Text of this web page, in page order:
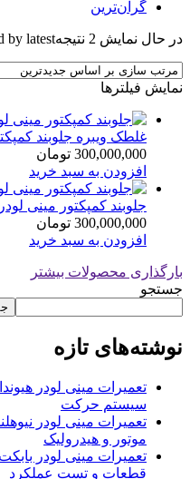
گران‌ترین
در حال نمایش 2 نتیجه by latest
نمایش فیلترها
غلطک ویبره جلوبند
300,000,000 تومان
افزودن به سبد خرید
جلوبند کمپکتور مینی
300,000,000 تومان
افزودن به سبد خرید
بارگذاری محصولات بیشتر
جستجو
نوشته‌های تازه
تعمیرات مینی لودر
سیستم حرکت
تعمیرات مینی لودر
موتور و هیدرولیک
تعمیرات مینی لودر
قطعات و تست عملکرد